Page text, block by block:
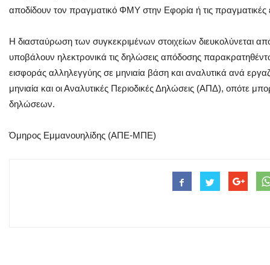
αποδίδουν τον πραγματικό ΦΜΥ στην Εφορία ή τις
Η διασταύρωση των συγκεκριμένων στοιχείων διευκολύνεται
υποβάλουν ηλεκτρονικά τις δηλώσεις απόδοσης
εισφοράς αλληλεγγύης σε μηνιαία βάση και αναλυτικά ανά
μηνιαία και οι Αναλυτικές Περιοδικές Δηλώσεις (ΑΠΔ), οπότε
δηλώσεων.
Όμηρος Εμμανουηλίδης (ΑΠΕ-ΜΠΕ)